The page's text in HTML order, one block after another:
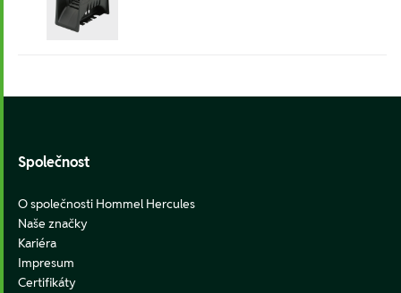
Společnost
O společnosti Hommel Hercules
Naše značky
Kariéra
Impresum
Certifikáty